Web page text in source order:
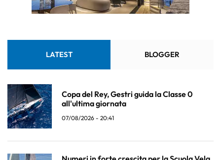
LATEST BLOGGER
Copa del Rey, Gestri guida la Classe 0
all'ultima giornata
07/08/2026 - 20:41